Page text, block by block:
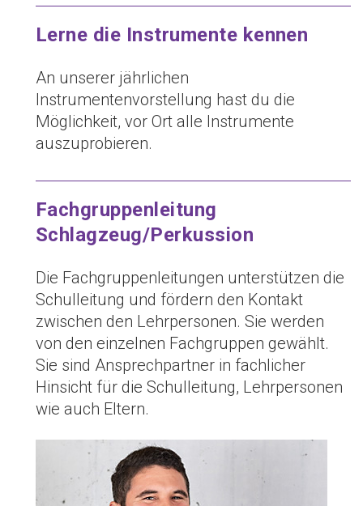
Lerne die Instrumente kennen
An unserer jährlichen
Instrumentenvorstellung hast du die
Möglichkeit, vor Ort alle Instrumente
auszuprobieren.
Fachgruppenleitung
Schlagzeug/Perkussion
Die Fachgruppenleitungen unterstützen die
Schulleitung und fördern den Kontakt
zwischen den Lehrpersonen. Sie werden
von den einzelnen Fachgruppen gewählt.
Sie sind Ansprechpartner in fachlicher
Hinsicht für die Schulleitung, Lehrpersonen
wie auch Eltern.